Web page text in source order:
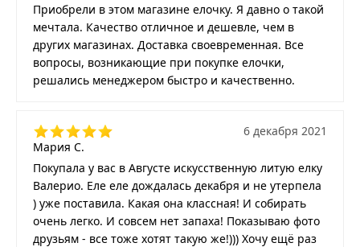
Приобрели в этом магазине елочку. Я давно о такой
мечтала. Качество отличное и дешевле, чем в
других магазинах. Доставка своевременная. Все
вопросы, возникающие при покупке елочки,
решались менеджером быстро и качественно.
Мария С.
6 декабря 2021
Покупала у вас в Августе искусственную литую елку
Валерио. Еле еле дождалась декабря и не утерпела
) уже поставила. Какая она классная! И собирать
очень легко. И совсем нет запаха! Показываю фото
друзьям - все тоже хотят такую же!))) Хочу ещё раз